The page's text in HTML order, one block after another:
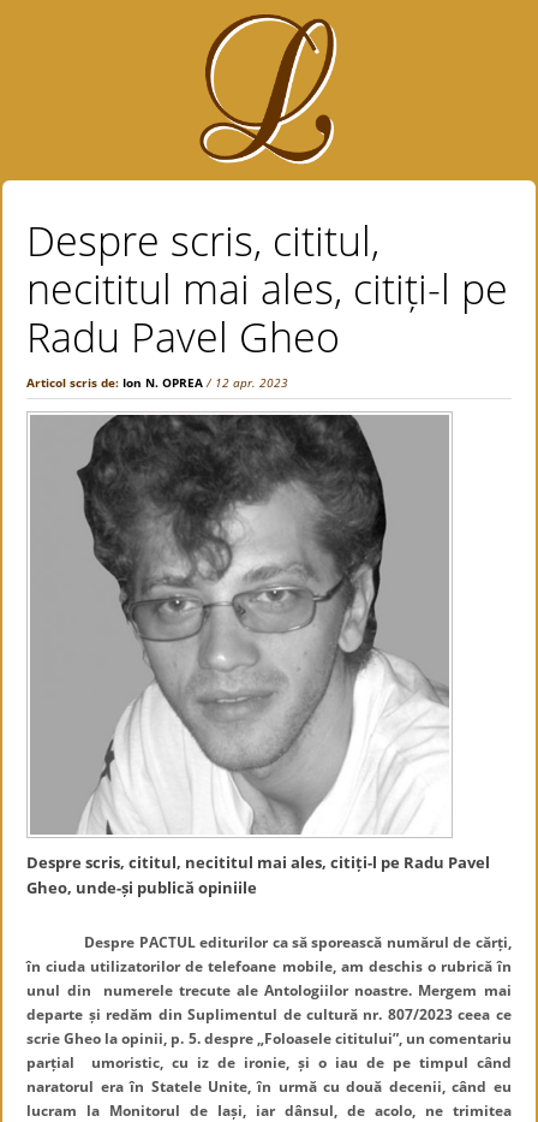
Despre scris, cititul,
necititul mai ales, citiți-l pe
Radu Pavel Gheo
Articol scris de:Ion N. OPREA / 12 apr. 2023
Despre scris, cititul, necititul mai ales, citiți-l pe Radu Pavel
Gheo, unde-și publică opiniile
Despre PACTUL editurilor ca să sporească numărul de cărți,
în ciuda utilizatorilor de telefoane mobile, am deschis o rubrică în
unul din numerele trecute ale Antologiilor noastre. Mergem mai
departe și redăm din Suplimentul de cultură nr. 807/2023 ceea ce
scrie Gheo la opinii, p. 5. despre „Foloasele cititului”, un comentariu
parțial umoristic, cu iz de ironie, și o iau de pe timpul când
naratorul era în Statele Unite, în urmă cu două decenii, când eu
lucram la Monitorul de Iași, iar dânsul, de acolo, ne trimitea